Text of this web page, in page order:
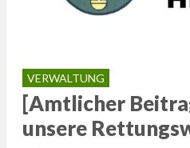
VERWALTUNG
[Amtlicher
unsere